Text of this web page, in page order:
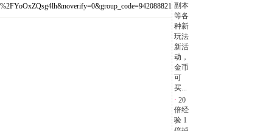
副本
等各
种新
玩法
新活
动，
金币
可
买...
· 20
倍经
验 1